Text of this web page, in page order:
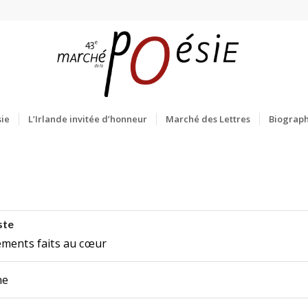
L’Irlande invitée d’honneur Marché des Lettres
faits au cœur